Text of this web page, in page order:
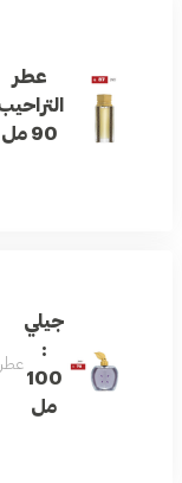
عطر
90 مل
جيلي
:
100
مل